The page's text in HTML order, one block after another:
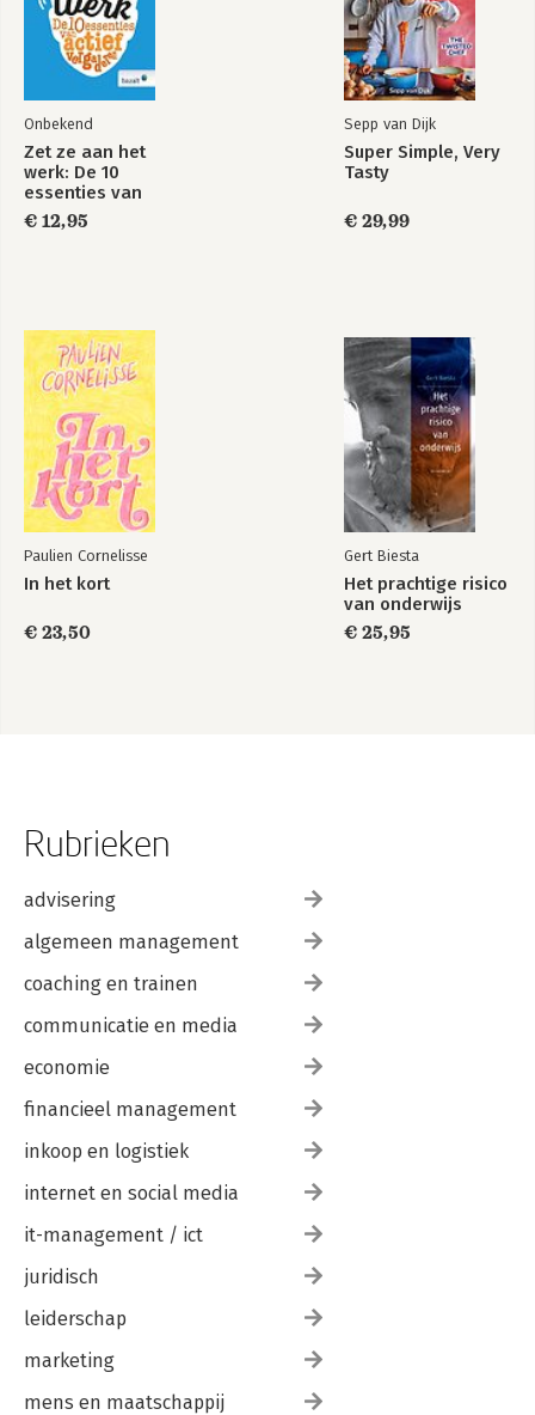
Onbekend
Zet ze aan het
werk: De 10
essenties van
actief vergaderen
€ 12,95
Sepp van Dijk
Super Simple, Very
Tasty
€ 29,99
Paulien Cornelisse
In het kort
€ 23,50
Gert Biesta
Het prachtige risico
van onderwijs
€ 25,95
Rubrieken
advisering
algemeen management
coaching en trainen
communicatie en media
economie
financieel management
inkoop en logistiek
internet en social media
it-management / ict
juridisch
leiderschap
marketing
mens en maatschappij